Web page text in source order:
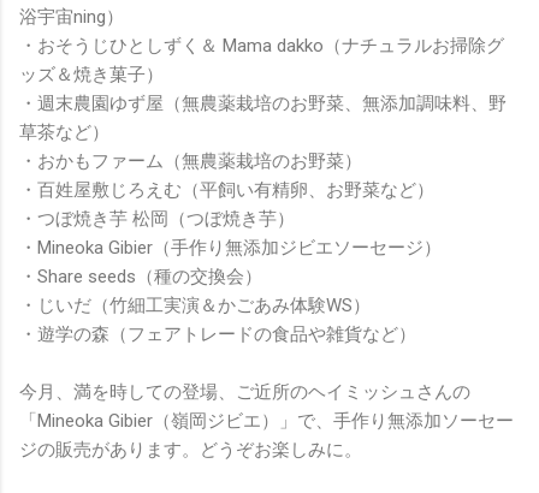
浴宇宙ning）
・おそうじひとしずく＆ Mama dakko（ナチュラルお掃除グ
ッズ＆焼き菓子）
・週末農園ゆず屋（無農薬栽培のお野菜、無添加調味料、野
草茶など）
・おかもファーム（無農薬栽培のお野菜）
・百姓屋敷じろえむ（平飼い有精卵、お野菜など）
・つぼ焼き芋 松岡（つぼ焼き芋）
・Mineoka Gibier（手作り無添加ジビエソーセージ）
・Share seeds（種の交換会）
・じいだ（竹細工実演＆かごあみ体験WS）
・遊学の森（フェアトレードの食品や雑貨など）
今月、満を時しての登場、ご近所のヘイミッシュさんの
「Mineoka Gibier（嶺岡ジビエ）」で、手作り無添加ソーセー
ジの販売があります。どうぞお楽しみに。